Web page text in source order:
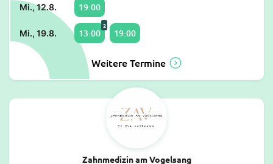
Mi., 12.8. 19:00
Mi., 19.8. 13:00
2
19:00
Weitere Termine
Zahnmedizin am Vogelsang